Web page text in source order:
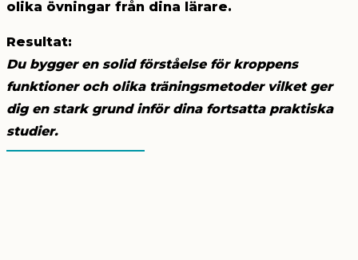
olika övningar från dina lärare.
Resultat:
Du bygger en solid förståelse för kroppens
funktioner och olika träningsmetoder vilket ger
dig en stark grund inför dina fortsatta praktiska
studier.